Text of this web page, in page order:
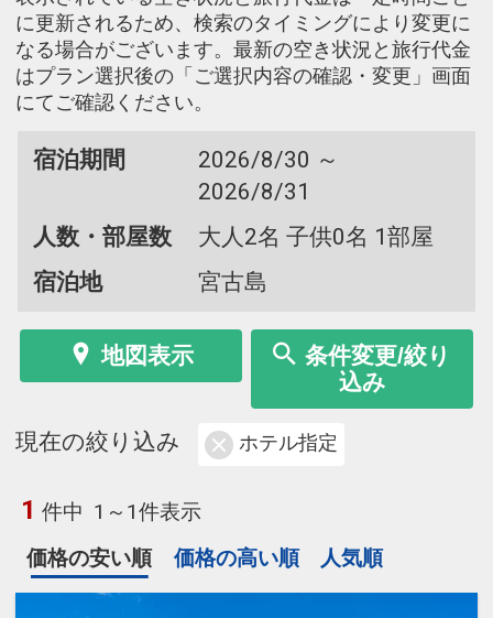
に更新されるため、検索のタイミングにより変更に
なる場合がございます。最新の空き状況と旅行代金
はプラン選択後の「ご選択内容の確認・変更」画面
にてご確認ください。
宿泊期間
2026/8/30 ～
2026/8/31
人数・部屋数
大人2名 子供0名 1部屋
宿泊地
宮古島
地図表示
条件変更/絞り
込み
現在の絞り込み ホテル指定
1 件中 1～1件表示
価格の安い順
価格の高い順 人気順